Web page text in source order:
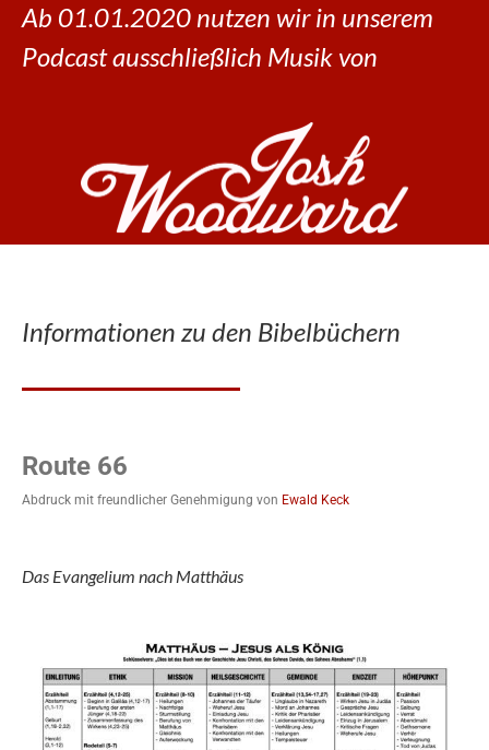
Ab 01.01.2020 nutzen wir in unserem
Podcast ausschließlich Musik von
Informationen zu den Bibelbüchern
Route 66
Abdruck mit freundlicher Genehmigung von Ewald Keck
Das Evangelium nach Matthäus